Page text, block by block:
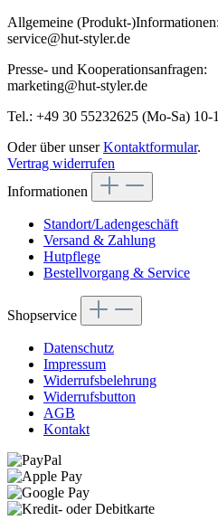
Allgemeine (Produkt-)Informationen:
service@hut-styler.de
Presse- und Kooperationsanfragen:
marketing@hut-styler.de
Tel.: +49 30 55232625 (Mo-Sa) 10-
Oder über unserKontaktformular.
Vertrag widerrufen
Informationen
Standort/Ladengeschäft
Versand & Zahlung
Hutpflege
Bestellvorgang & Service
Shopservice
Datenschutz
Impressum
Widerrufsbelehrung
Widerrufsbutton
AGB
Kontakt